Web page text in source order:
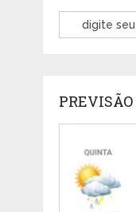
PREVISÃO